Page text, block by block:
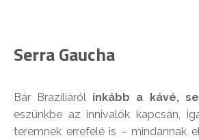
Serra Gaucha
Bár Brazíliáról inkább a kávé,
eszünkbe az innivalók kapcsán,
teremnek errefelé is – mindannak